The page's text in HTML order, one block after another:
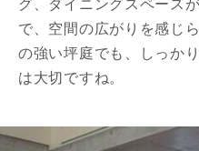
グ、ダイニングスペース
で、空間の広がりを感じ
の強い坪庭でも、しっか
は大切ですね。